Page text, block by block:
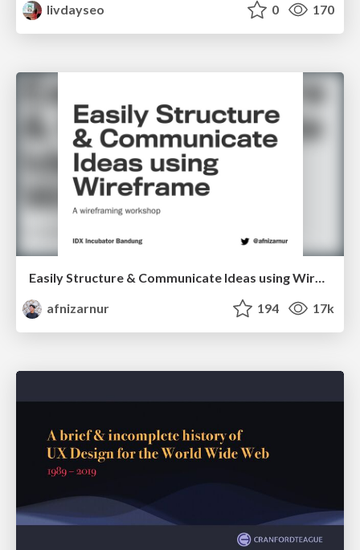
livdayseo
0 170
Easily Structure & Communicate Ideas using Wireframe
afnizarnur
194 17k